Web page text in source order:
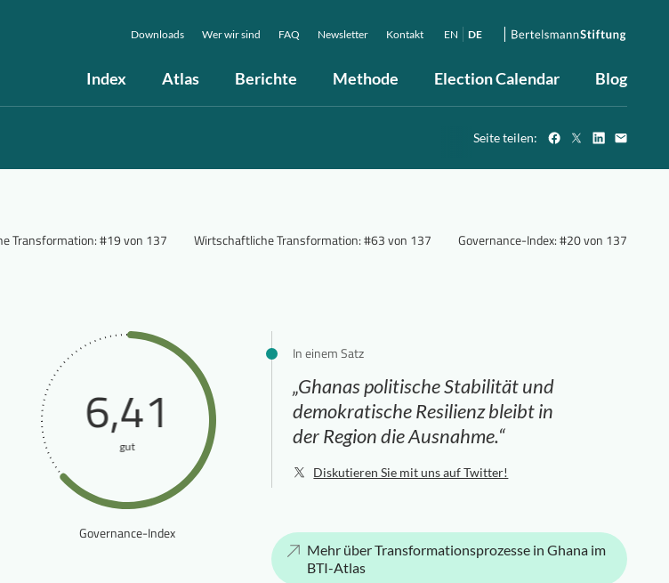
Index Atlas Berichte Methode Election Calendar Blog
Downloads Wer wir sind FAQ Newsletter Kontakt EN DE
Seite teilen:
Transformation:#19 von 137 Wirtschaftliche Transformation:#63 von 137 Governance-Index:#20 von 137
6,41
gut
Governance-Index
In einem Satz
„Ghanas politische Stabilität und
demokratische Resilienz bleibt in
der Region die Ausnahme.“
Diskutieren Sie mit uns auf Twitter!
Mehr über Transformationsprozesse in Ghana im
BTI-Atlas